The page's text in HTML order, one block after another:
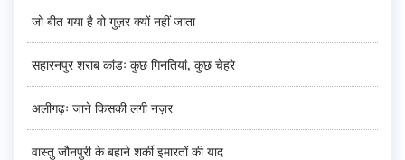
जो बीत गया है वो गुज़र क्यों नहीं जाता
सहारनपुर शराब कांडः कुछ गिनतियां, कुछ चेहरे
अलीगढ़ः जाने किसकी लगी नज़र
वास्तु जौनपुरी के बहाने शर्की इमारतों की याद